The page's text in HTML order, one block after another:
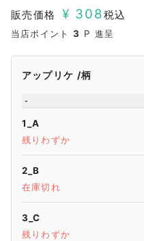
販売価格 ¥ 308税込
当店ポイント 3 P 進呈
アップリケ 柄
-
1_A
残りわずか
2_B
在庫切れ
3_C
残りわずか